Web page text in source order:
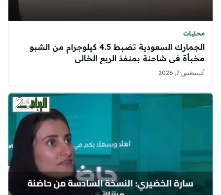
محليات
الجمارك السعودية تضبط 4.5 كيلوجرام من الشبو
مخبأة في شاحنة بمنفذ الربع الخالي
أغسطس 7, 2026